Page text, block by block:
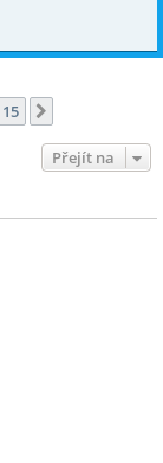
15
Přejít na